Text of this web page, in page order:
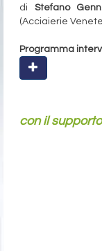
di Stefano
(Acciaierie
Programma
con il